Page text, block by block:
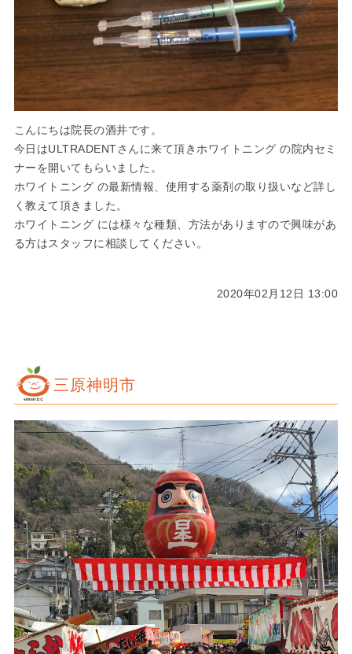
こんにちは院長の酒井です。
今日はULTRADENTさんに来て頂きホワイトニング の院内セミ
ナーを開いてもらいました。
ホワイトニング の最新情報、使用する薬剤の取り扱いなど詳し
く教えて頂きました。
ホワイトニング には様々な種類、方法がありますので興味があ
る方はスタッフに相談してください。
2020年02月12日 13:00
三原神明市